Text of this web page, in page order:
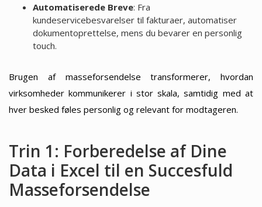
Automatiserede Breve: Fra
kundeservicebesvarelser til fakturaer, automatiser
dokumentoprettelse, mens du bevarer en personlig
touch.
Brugen af masseforsendelse transformerer, hvordan
virksomheder kommunikerer i stor skala, samtidig med at
hver besked føles personlig og relevant for modtageren.
Trin 1: Forberedelse af Dine
Data i Excel til en Succesfuld
Masseforsendelse